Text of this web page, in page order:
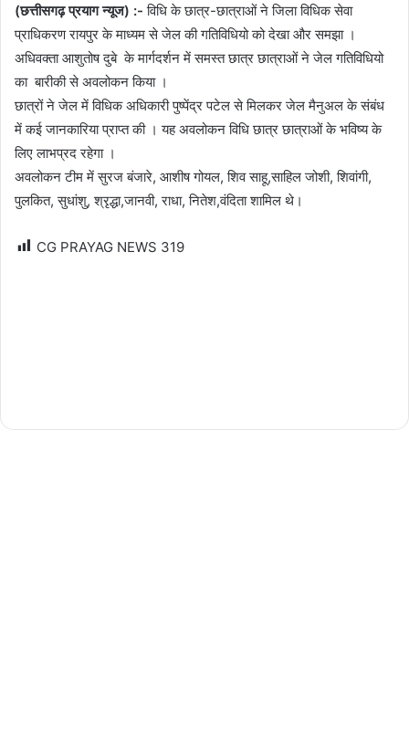
(छत्तीसगढ़ प्रयाग न्यूज) :-विधि के छात्र-छात्राओं ने जिला विधिक सेवा
प्राधिकरण रायपुर के माध्यम से जेल की गतिविधियो को देखा और समझा ।
अधिवक्ता आशुतोष दुबे के मार्गदर्शन में समस्त छात्र छात्राओं ने जेल गतिविधियो
का बारीकी से अवलोकन किया ।
छात्रों ने जेल में विधिक अधिकारी पुष्पेंद्र पटेल से मिलकर जेल मैनुअल के संबंध
में कई जानकारिया प्राप्त की । यह अवलोकन विधि छात्र छात्राओं के भविष्य के
लिए लाभप्रद रहेगा ।
अवलोकन टीम में सुरज बंजारे, आशीष गोयल, शिव साहू,साहिल जोशी, शिवांगी,
पुलकित, सुधांशु, श्रृद्धा,जानवी, राधा, नितेश,वंदिता शामिल थे।
CG PRAYAG NEWS 319